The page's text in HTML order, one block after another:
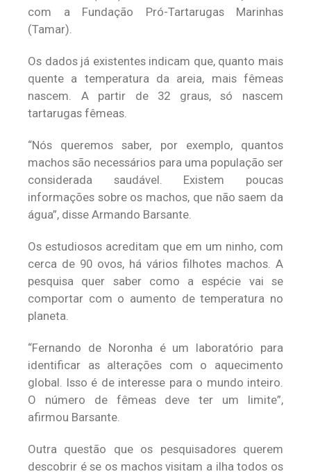
com a Fundação Pró-Tartarugas Marinhas
(Tamar).
Os dados já existentes indicam que, quanto mais
quente a temperatura da areia, mais fêmeas
nascem. A partir de 32 graus, só nascem
tartarugas fêmeas.
“Nós queremos saber, por exemplo, quantos
machos são necessários para uma população ser
considerada saudável. Existem poucas
informações sobre os machos, que não saem da
água”, disse Armando Barsante.
Os estudiosos acreditam que em um ninho, com
cerca de 90 ovos, há vários filhotes machos. A
pesquisa quer saber como a espécie vai se
comportar com o aumento de temperatura no
planeta.
“Fernando de Noronha é um laboratório para
identificar as alterações com o aquecimento
global. Isso é de interesse para o mundo inteiro.
O número de fêmeas deve ter um limite”,
afirmou Barsante.
Outra questão que os pesquisadores querem
descobrir é se os machos visitam a ilha todos os